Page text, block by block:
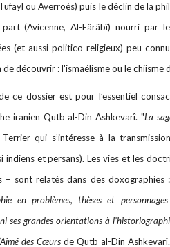
ou Averroès) puis le déclin de la
part (Avicenne, Al-Fârâbî) nourri par
(et aussi politico-religieux) peu
découvrir : l'ismaélisme ou le chiisme
ce dossier est pour l’essentiel
iranien Qutb al-Din Ashkevarî. "La
Terrier qui s’intéresse à la
indiens et persans). Les vies et les
– sont relatés dans des doxographies
en problèmes, thèses et
ses grandes orientations à
des Cœurs de Qutb al-Din